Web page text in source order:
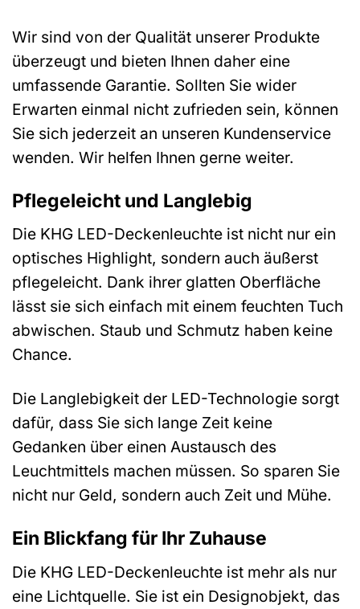
Wir sind von der Qualität unserer Produkte
überzeugt und bieten Ihnen daher eine
umfassende Garantie. Sollten Sie wider
Erwarten einmal nicht zufrieden sein, können
Sie sich jederzeit an unseren Kundenservice
wenden. Wir helfen Ihnen gerne weiter.
Pflegeleicht und Langlebig
Die KHG LED-Deckenleuchte ist nicht nur ein
optisches Highlight, sondern auch äußerst
pflegeleicht. Dank ihrer glatten Oberfläche
lässt sie sich einfach mit einem feuchten Tuch
abwischen. Staub und Schmutz haben keine
Chance.
Die Langlebigkeit der LED-Technologie sorgt
dafür, dass Sie sich lange Zeit keine
Gedanken über einen Austausch des
Leuchtmittels machen müssen. So sparen Sie
nicht nur Geld, sondern auch Zeit und Mühe.
Ein Blickfang für Ihr Zuhause
Die KHG LED-Deckenleuchte ist mehr als nur
eine Lichtquelle. Sie ist ein Designobjekt, das